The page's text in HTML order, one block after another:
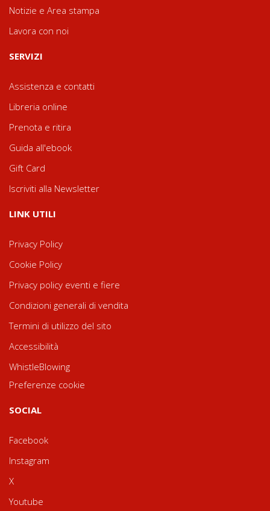
Notizie e Area stampa
Lavora con noi
SERVIZI
Assistenza e contatti
Libreria online
Prenota e ritira
Guida all'ebook
Gift Card
Iscriviti alla Newsletter
LINK UTILI
Privacy Policy
Cookie Policy
Privacy policy eventi e fiere
Condizioni generali di vendita
Termini di utilizzo del sito
Accessibilità
WhistleBlowing
Preferenze cookie
SOCIAL
Facebook
Instagram
X
Youtube